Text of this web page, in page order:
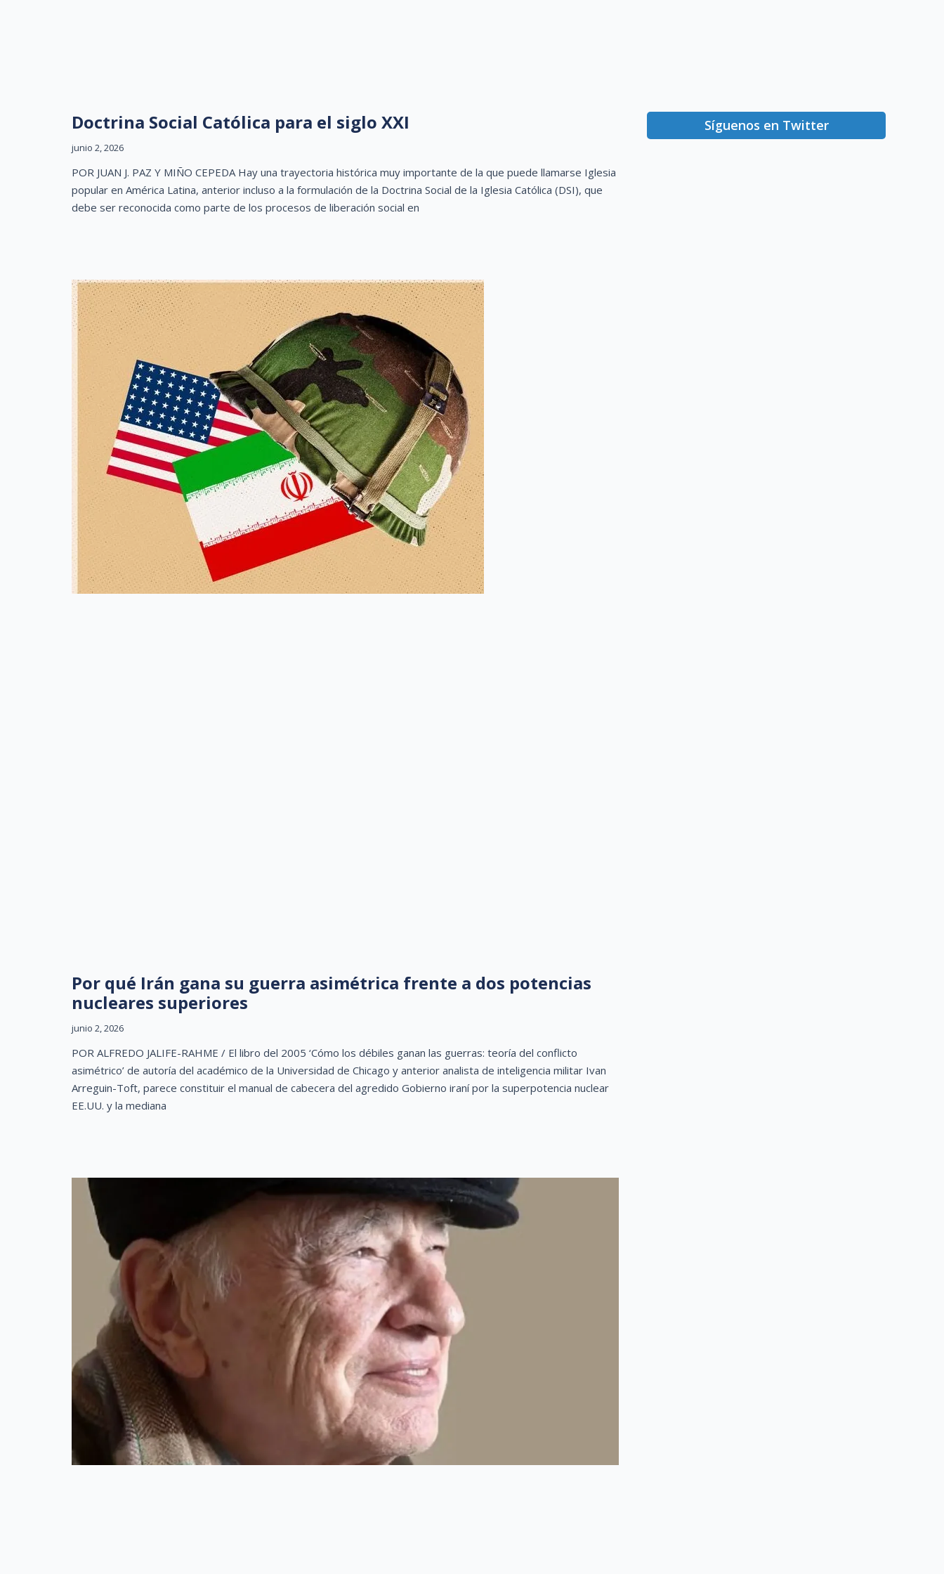
Doctrina Social Católica para el siglo XXI
junio 2, 2026
POR JUAN J. PAZ Y MIÑO CEPEDA Hay una trayectoria histórica muy importante de la que puede llamarse Iglesia
popular en América Latina, anterior incluso a la formulación de la Doctrina Social de la Iglesia Católica (DSI), que
debe ser reconocida como parte de los procesos de liberación social en
Por qué Irán gana su guerra asimétrica frente a dos potencias
nucleares superiores
junio 2, 2026
POR ALFREDO JALIFE-RAHME / El libro del 2005 ‘Cómo los débiles ganan las guerras: teoría del conflicto
asimétrico’ de autoría del académico de la Universidad de Chicago y anterior analista de inteligencia militar Ivan
Arreguin-Toft, parece constituir el manual de cabecera del agredido Gobierno iraní por la superpotencia nuclear
EE.UU. y la mediana
Síguenos en Twitter